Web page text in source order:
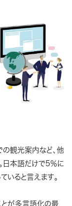
観光案内など、他
日本語だけで5％に
いると言えます。
とが多言語化の最